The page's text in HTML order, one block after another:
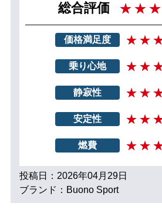
総合評価
価格満足度
乗り心地
静寂性
安定性
燃費
投稿日：2026年04月29日
ブランド：Buono Sport